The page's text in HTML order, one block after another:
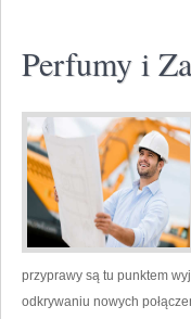
Perfumy i
przyprawy są tu punktem
odkrywaniu nowych